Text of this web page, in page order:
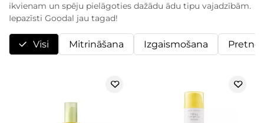
ikvienam un spēju pielāgoties dažādu ādu tipu vajadzībām.
Iepazīsti Goodal jau tagad!
Visi Mitrināšana Izgaismošana